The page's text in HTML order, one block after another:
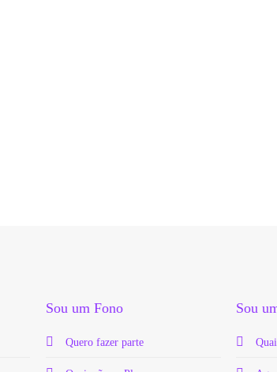
Sou um Fono
Quero fazer parte
Sou